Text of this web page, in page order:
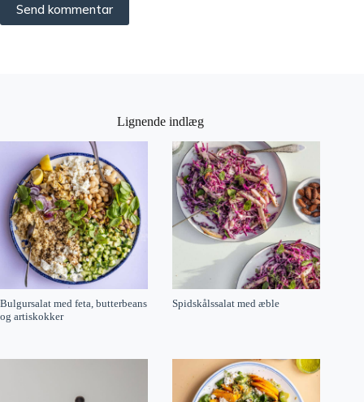
Send kommentar
Lignende indlæg
Bulgursalat med feta, butterbeans
og artiskokker
Spidskålssalat med æble